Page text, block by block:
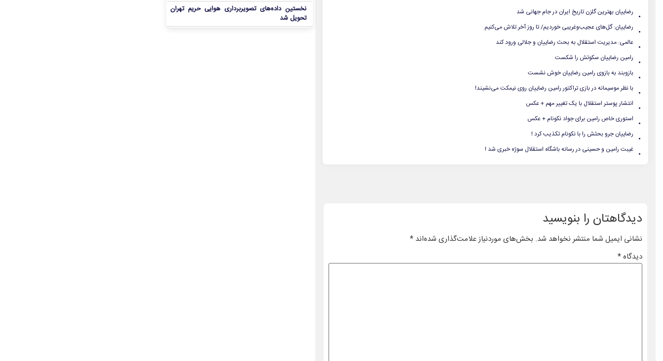
. رضاییان بهترین گلزن تاریخ ایران در جام جهانی شد
. رضاییان: گل‌های عجیب‌وغریبی خوردیم/ تا روز آخر تلاش می‌کنیم
. عالمی: مدیریت استقلال به بحث رضاییان و جلالی ورود کند
. رامین رضاییان سکوتش را شکست
. بازوبند به بازوی رامین رضاییان خوش نشست
. با نظر موسیمانه در بازی تراکتور رامین رضاییان روی نیمکت می‌نشیند!
. انتشار پوستر استقلال با یک تغییر مهم + عکس
. استوری خاص رامین برای جواد نکونام + عکس
. رضاییان جرو بحثش را با نکونام تکذیب کرد !
. غیبت رامین و حسینی در رسانه باشگاه استقلال سوژه خبری شد !
دیدگاهتان را بنویسید
نشانی ایمیل شما منتشر نخواهد شد. بخش‌های موردنیاز علامت‌گذاری شده‌اند*
دیدگاه*
نخستین داده‌های تصویربرداری هوایی حریم تهران
تحویل شد